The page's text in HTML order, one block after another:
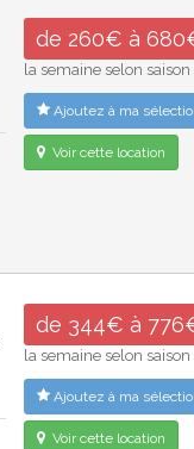
de 260€ à
la semaine selon saison
Ajoutez à ma
Voir cette location
de 344€ à
la semaine selon saison
Ajoutez à ma
Voir cette location